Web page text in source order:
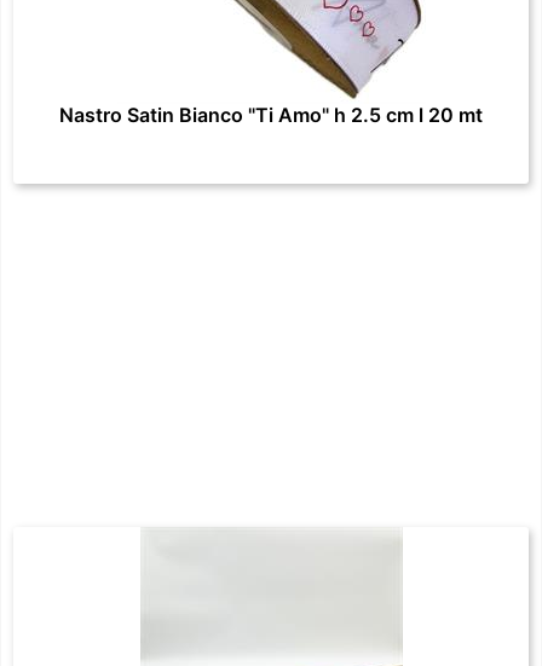
Nastro Satin Bianco "Ti Amo" h 2.5 cm l 20 mt